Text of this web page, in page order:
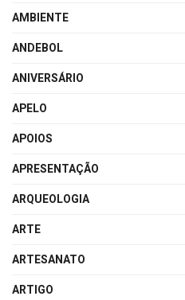
AMBIENTE
ANDEBOL
ANIVERSÁRIO
APELO
APOIOS
APRESENTAÇÃO
ARQUEOLOGIA
ARTE
ARTESANATO
ARTIGO